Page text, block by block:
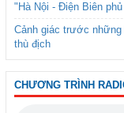
"Hà Nội - Điện Biên
Cảnh giác trước những
thù địch
CHƯƠNG TRÌNH